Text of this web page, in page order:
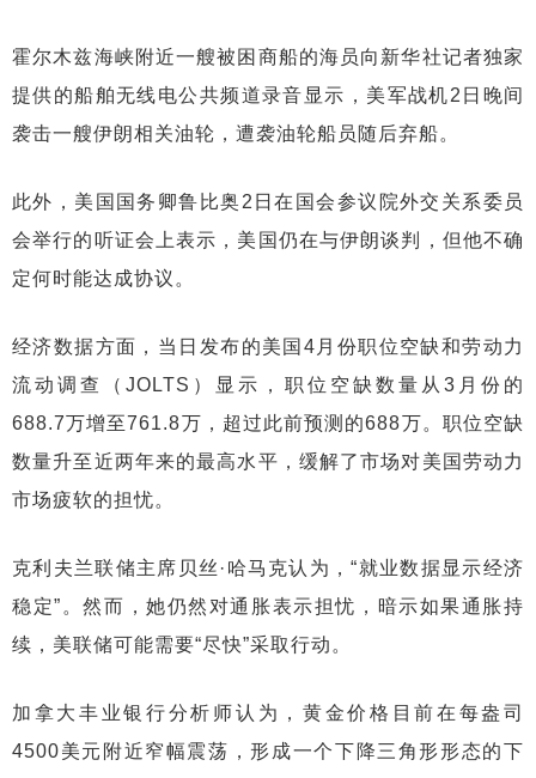
霍尔木兹海峡附近一艘被困商船的海员向新华社记者独家
提供的船舶无线电公共频道录音显示，美军战机2日晚间
袭击一艘伊朗相关油轮，遭袭油轮船员随后弃船。
此外，美国国务卿鲁比奥2日在国会参议院外交关系委员
会举行的听证会上表示，美国仍在与伊朗谈判，但他不确
定何时能达成协议。
经济数据方面，当日发布的美国4月份职位空缺和劳动力
流动调查（JOLTS）显示，职位空缺数量从3月份的
688.7万增至761.8万，超过此前预测的688万。职位空缺
数量升至近两年来的最高水平，缓解了市场对美国劳动力
市场疲软的担忧。
克利夫兰联储主席贝丝·哈马克认为，“就业数据显示经济
稳定”。然而，她仍然对通胀表示担忧，暗示如果通胀持
续，美联储可能需要“尽快”采取行动。
加拿大丰业银行分析师认为，黄金价格目前在每盎司
4500美元附近窄幅震荡，形成一个下降三角形形态的下